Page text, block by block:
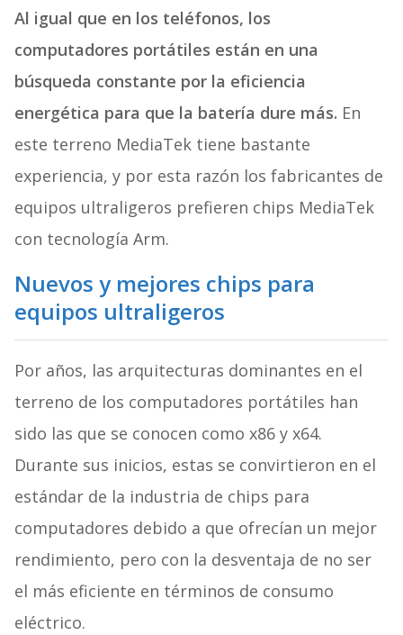
Al igual que en los teléfonos, los
computadores portátiles están en una
búsqueda constante por la eficiencia
energética para que la batería dure más. En
este terreno MediaTek tiene bastante
experiencia, y por esta razón los fabricantes de
equipos ultraligeros prefieren chips MediaTek
con tecnología Arm.
Nuevos y mejores chips para
equipos ultraligeros
Por años, las arquitecturas dominantes en el
terreno de los computadores portátiles han
sido las que se conocen como x86 y x64.
Durante sus inicios, estas se convirtieron en el
estándar de la industria de chips para
computadores debido a que ofrecían un mejor
rendimiento, pero con la desventaja de no ser
el más eficiente en términos de consumo
eléctrico.